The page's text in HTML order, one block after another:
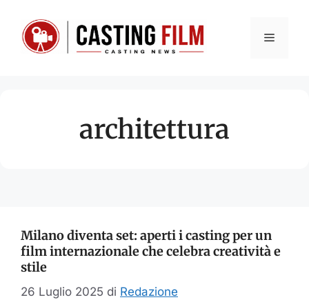
contenuto
Menu
architettura
Milano diventa set: aperti i casting per un
film internazionale che celebra creatività e
stile
26 Luglio 2025 di Redazione